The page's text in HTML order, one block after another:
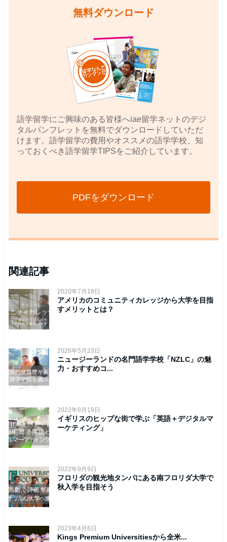
無料ダウンロード
語学留学にご興味のある皆様へiae留学ネットのデジ
タルパンフレットを無料でダウンロードしていただ
けます。語学留学の費用やオススメの語学学校、知
っておくべき語学留学TIPSをご紹介しています。
PDFをダウンロード
関連記事
2020年7月19日
アメリカのコミュニティカレッジから大学を目指
すメリットとは？
2026年5月23日
ニュージーランドの名門語学学校「NZLC」の魅
力・おすすめコ...
2022年8月19日
イギリスのヒップな街で学ぶ「英語＋デジタルマ
ーケティング」
2022年9月9日
フロリダの観光地タンパにある南フロリダ大学で
秋入学を目指そう
2023年4月6日
Kings Premium Universitiesから全米...